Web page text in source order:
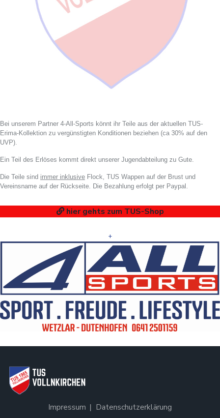
Bei unserem Partner 4-All-Sports könnt ihr Teile aus der aktuellen TUS-
Erima-Kollektion zu vergünstigten Konditionen beziehen (ca 30% auf den
UVP).
Ein Teil des Erlöses kommt direkt unserer Jugendabteilung zu Gute.
Die Teile sind immer inklusive Flock, TUS Wappen auf der Brust und
Vereinsname auf der Rückseite. Die Bezahlung erfolgt per Paypal.
hier gehts zum TUS-Shop
+
Impressum
Datenschutzerklärung